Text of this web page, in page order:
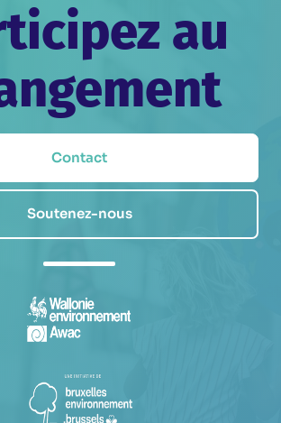
au
Contact
Soutenez-nous